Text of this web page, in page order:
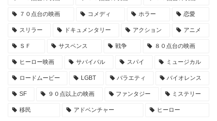
７０点台の映画 コメディ ホラー 恋愛
スリラー ドキュメンタリー アクション アニメ
ＳＦ サスペンス 戦争 ８０点台の映画
ヒーロー映画 サバイバル スパイ ミュージカル
ロードムービー LGBT バラエティ バイオレンス
SF ９０点以上の映画 ファンタジー ミステリー
移民 アドベンチャー ヒーロー